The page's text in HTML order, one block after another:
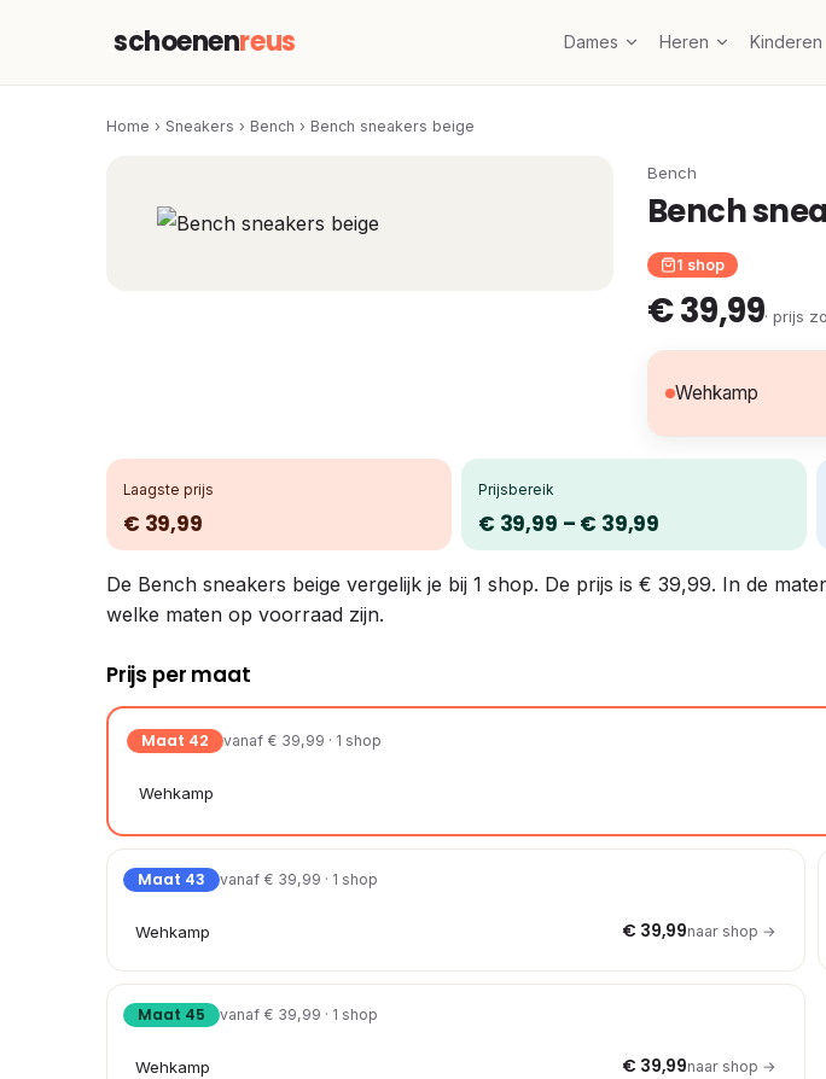
schoenenreus Dames Heren Kinderen
Home › Sneakers › Bench › Bench sneakers beige
Bench
Bench
1 shop
€ 39,99· prijs
Wehkamp
Laagste prijs
€ 39,99
Prijsbereik
€ 39,99 – € 39,99
De Bench sneakers beige vergelijk je bij 1 shop. De prijs is € 39,99. In de
welke maten op voorraad zijn.
Prijs per maat
Maat 42 vanaf € 39,99 · 1 shop
Wehkamp
Maat 43 vanaf € 39,99 · 1 shop
Wehkamp € 39,99naar shop →
Maat 45 vanaf € 39,99 · 1 shop
Wehkamp € 39,99naar shop →